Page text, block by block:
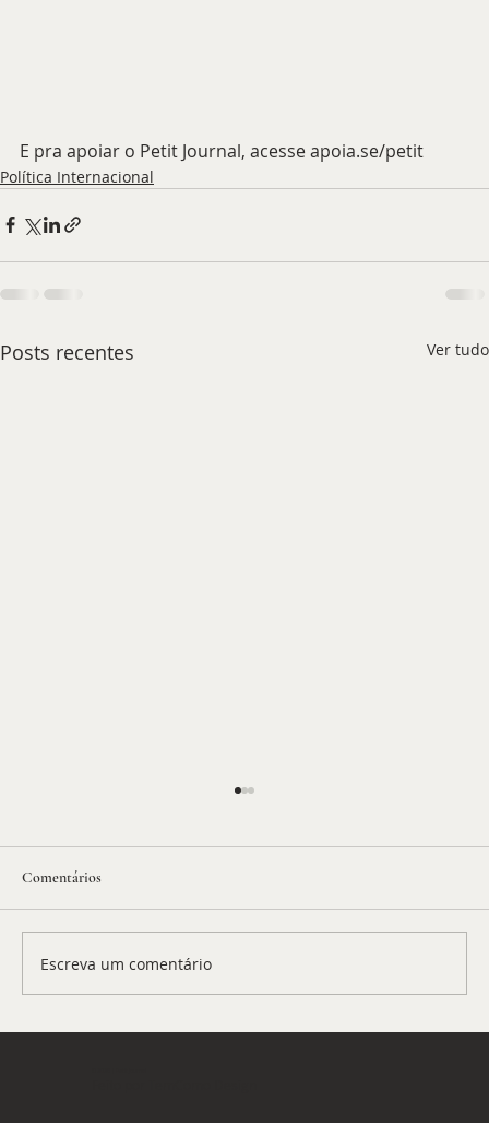
E pra apoiar o Petit Journal, acesse apoia.se/petit
Política Internacional
Posts recentes Ver tudo
Comentários
Escreva um comentário